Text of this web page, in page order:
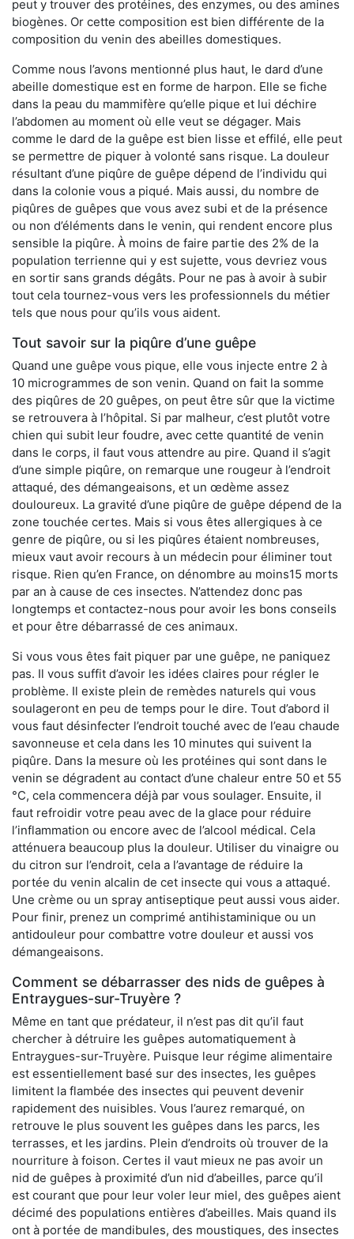
peut y trouver des protéines, des enzymes, ou des amines
biogènes. Or cette composition est bien différente de la
composition du venin des abeilles domestiques.
Comme nous l’avons mentionné plus haut, le dard d’une
abeille domestique est en forme de harpon. Elle se fiche
dans la peau du mammifère qu’elle pique et lui déchire
l’abdomen au moment où elle veut se dégager. Mais
comme le dard de la guêpe est bien lisse et effilé, elle peut
se permettre de piquer à volonté sans risque. La douleur
résultant d’une piqûre de guêpe dépend de l’individu qui
dans la colonie vous a piqué. Mais aussi, du nombre de
piqûres de guêpes que vous avez subi et de la présence
ou non d’éléments dans le venin, qui rendent encore plus
sensible la piqûre. À moins de faire partie des 2% de la
population terrienne qui y est sujette, vous devriez vous
en sortir sans grands dégâts. Pour ne pas à avoir à subir
tout cela tournez-vous vers les professionnels du métier
tels que nous pour qu’ils vous aident.
Tout savoir sur la piqûre d’une guêpe
Quand une guêpe vous pique, elle vous injecte entre 2 à
10 microgrammes de son venin. Quand on fait la somme
des piqûres de 20 guêpes, on peut être sûr que la victime
se retrouvera à l’hôpital. Si par malheur, c’est plutôt votre
chien qui subit leur foudre, avec cette quantité de venin
dans le corps, il faut vous attendre au pire. Quand il s’agit
d’une simple piqûre, on remarque une rougeur à l’endroit
attaqué, des démangeaisons, et un œdème assez
douloureux. La gravité d’une piqûre de guêpe dépend de la
zone touchée certes. Mais si vous êtes allergiques à ce
genre de piqûre, ou si les piqûres étaient nombreuses,
mieux vaut avoir recours à un médecin pour éliminer tout
risque. Rien qu’en France, on dénombre au moins15 morts
par an à cause de ces insectes. N’attendez donc pas
longtemps et contactez-nous pour avoir les bons conseils
et pour être débarrassé de ces animaux.
Si vous vous êtes fait piquer par une guêpe, ne paniquez
pas. Il vous suffit d’avoir les idées claires pour régler le
problème. Il existe plein de remèdes naturels qui vous
soulageront en peu de temps pour le dire. Tout d’abord il
vous faut désinfecter l’endroit touché avec de l’eau chaude
savonneuse et cela dans les 10 minutes qui suivent la
piqûre. Dans la mesure où les protéines qui sont dans le
venin se dégradent au contact d’une chaleur entre 50 et 55
°C, cela commencera déjà par vous soulager. Ensuite, il
faut refroidir votre peau avec de la glace pour réduire
l’inflammation ou encore avec de l’alcool médical. Cela
atténuera beaucoup plus la douleur. Utiliser du vinaigre ou
du citron sur l’endroit, cela a l’avantage de réduire la
portée du venin alcalin de cet insecte qui vous a attaqué.
Une crème ou un spray antiseptique peut aussi vous aider.
Pour finir, prenez un comprimé antihistaminique ou un
antidouleur pour combattre votre douleur et aussi vos
démangeaisons.
Comment se débarrasser des nids de guêpes à
Entraygues-sur-Truyère ?
Même en tant que prédateur, il n’est pas dit qu’il faut
chercher à détruire les guêpes automatiquement à
Entraygues-sur-Truyère. Puisque leur régime alimentaire
est essentiellement basé sur des insectes, les guêpes
limitent la flambée des insectes qui peuvent devenir
rapidement des nuisibles. Vous l’aurez remarqué, on
retrouve le plus souvent les guêpes dans les parcs, les
terrasses, et les jardins. Plein d’endroits où trouver de la
nourriture à foison. Certes il vaut mieux ne pas avoir un
nid de guêpes à proximité d’un nid d’abeilles, parce qu’il
est courant que pour leur voler leur miel, des guêpes aient
décimé des populations entières d’abeilles. Mais quand ils
ont à portée de mandibules, des moustiques, des insectes